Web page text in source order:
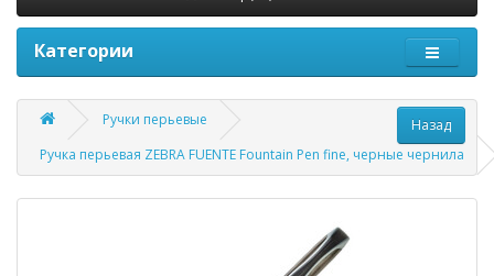
Категории
Ручки перьевые
Ручка перьевая ZEBRA FUENTE Fountain Pen fine, черные чернила